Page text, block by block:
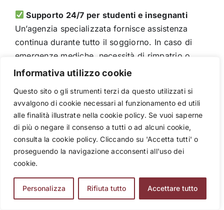
Informativa utilizzo cookie
Questo sito o gli strumenti terzi da questo utilizzati si
avvalgono di cookie necessari al funzionamento ed utili
alle finalità illustrate nella cookie policy. Se vuoi saperne
di più o negare il consenso a tutti o ad alcuni cookie,
consulta la cookie policy. Cliccando su 'Accetta tutti' o
proseguendo la navigazione acconsenti all'uso dei
cookie.
Personalizza Rifiuta tutto Accettare tutto
Supporto 24/7 per studenti e insegnanti
Un’agenzia specializzata fornisce assistenza
continua durante tutto il soggiorno. In caso di
emergenze mediche, necessità di rimpatrio o
altre problematiche, un team di supporto
che all’estero.
I rischi di affidarsi a operatori improvvisati e
non autorizzati
Mancanza di copertura assicurativa
adeguata
Chi organizza senza essere un tour operator